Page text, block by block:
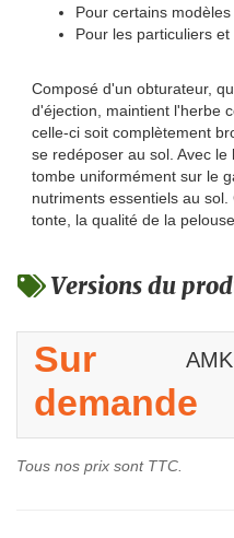
Pour certains
Pour les particuliers
Composé d'un obturateur,
d'éjection, maintient l'herbe
celle-ci soit complètement
se redéposer au sol. Avec
tombe uniformément sur le
nutriments essentiels au
tonte, la qualité de la
Versions du
Sur
demande
Tous nos prix sont TTC.